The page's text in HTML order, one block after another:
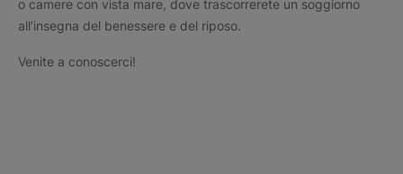
o camere con vista mare, dove trascorrerete un soggiorno
all’insegna del benessere e del riposo.
Venite a conoscerci!